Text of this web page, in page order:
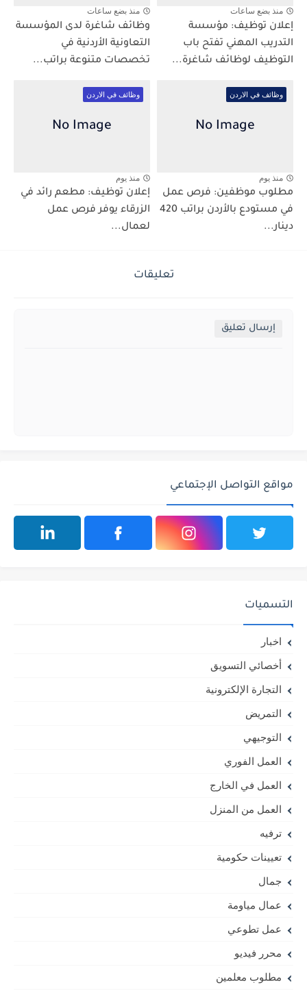
منذ بضع ساعات
إعلان توظيف: مؤسسة
التدريب المهني تفتح باب
التوظيف لوظائف شاغرة...
منذ بضع ساعات
وظائف شاغرة لدى المؤسسة
التعاونية الأردنية في
تخصصات متنوعة براتب...
وظائف في الاردن
منذ يوم
مطلوب موظفين: فرص عمل
في مستودع بالأردن براتب 420
دينار...
وظائف في الاردن
منذ يوم
إعلان توظيف: مطعم رائد في
الزرقاء يوفر فرص عمل
لعمال...
تعليقات
إرسال تعليق
مواقع التواصل الإجتماعي
التسميات
اخبار
أخصائي التسويق
التجارة الإلكترونية
التمريض
التوجيهي
العمل الفوري
العمل في الخارج
العمل من المنزل
ترفيه
تعيينات حكومية
جمال
عمال مياومة
عمل تطوعي
محرر فيديو
مطلوب معلمين